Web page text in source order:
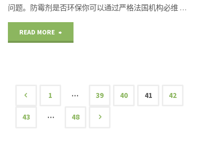
霉
了
问题。防霉剂是否环保你可以通过严格法国机构必维 …
READ MORE
文
1 … 39 40 41 42
43 … 48